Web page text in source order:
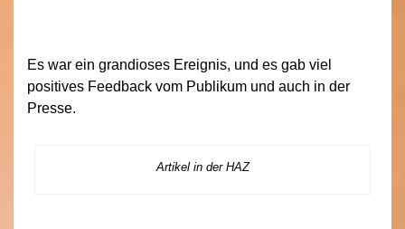
Es war ein grandioses Ereignis, und es gab viel
positives Feedback vom Publikum und auch in der
Presse.
Artikel in der HAZ